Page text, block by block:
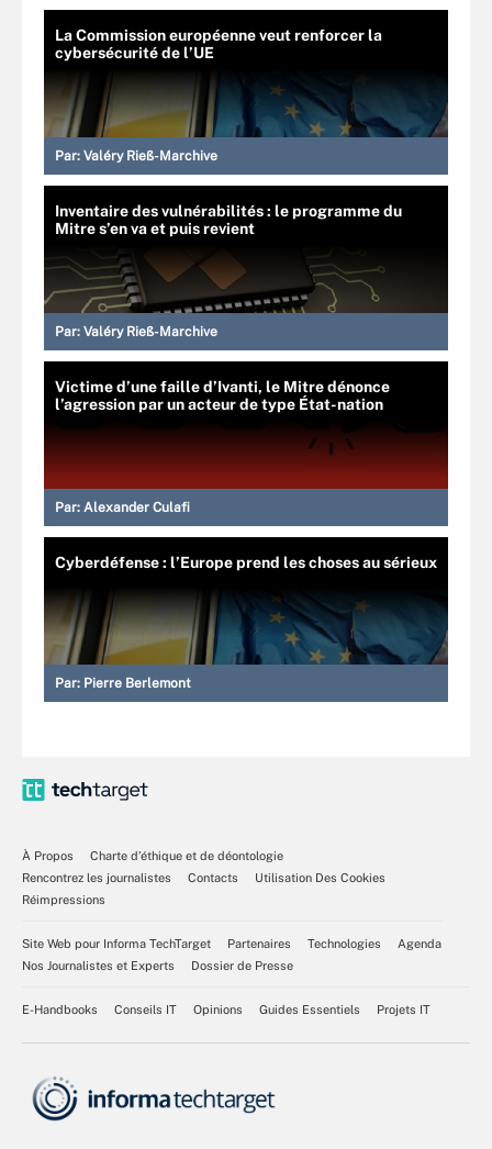
La Commission européenne veut renforcer la
cybersécurité de l’UE
Par: Valéry Rieß-Marchive
Inventaire des vulnérabilités : le programme du
Mitre s’en va et puis revient
Par: Valéry Rieß-Marchive
Victime d’une faille d’Ivanti, le Mitre dénonce
l’agression par un acteur de type État-nation
Par: Alexander Culafi
Cyberdéfense : l’Europe prend les choses au sérieux
Par: Pierre Berlemont
À Propos
Charte d’éthique et de déontologie
Rencontrez les journalistes
Contacts
Utilisation Des Cookies
Réimpressions
Site Web pour Informa TechTarget Partenaires Technologies
Agenda
Nos Journalistes et Experts
Dossier de Presse
E-Handbooks Conseils IT Opinions Guides Essentiels Projets IT